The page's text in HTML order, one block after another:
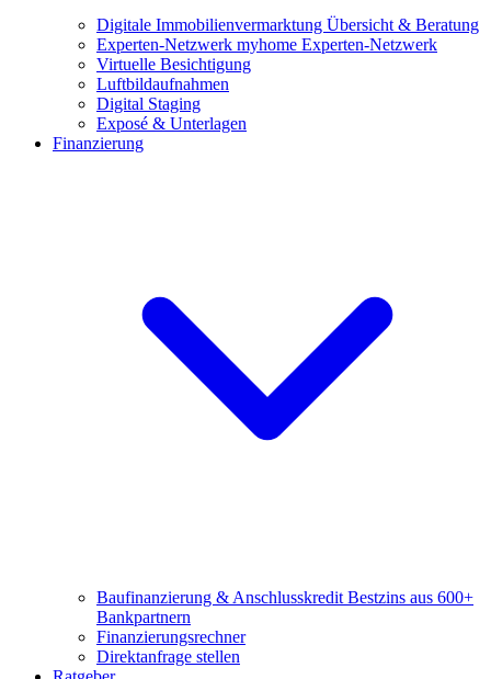
Digitale Immobilienvermarktung Übersicht & Beratung
Experten-Netzwerk myhome Experten-Netzwerk
Virtuelle Besichtigung
Luftbildaufnahmen
Digital Staging
Exposé & Unterlagen
Finanzierung
Baufinanzierung & Anschlusskredit Bestzins aus 600+
Bankpartnern
Finanzierungsrechner
Direktanfrage stellen